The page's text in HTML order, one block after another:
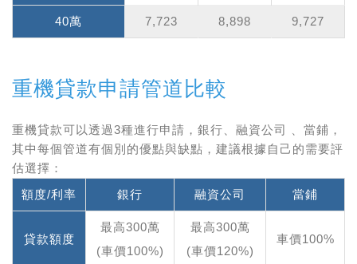
40萬 7,723 8,898 9,727
重機貸款申請管道比較
重機貸款可以透過3種進行申請，銀行、融資公司 、當鋪，
其中每個管道有個別的優點與缺點，建議根據自己的需要評
估選擇：
額度/利率
銀行 融資公司 當鋪
貸款額度
最高300萬
(車價100%)
最高300萬
(車價120%)
車價100%